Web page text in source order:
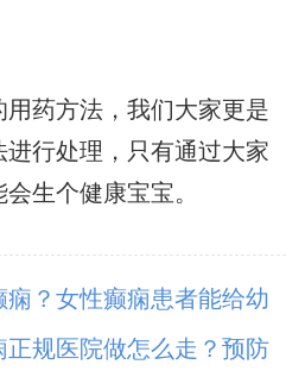
用药方法，我们大家更是
行处理，只有通过大家
生个健康宝宝。
痫？女性癫痫患者能给幼
正规医院做怎么走？预防